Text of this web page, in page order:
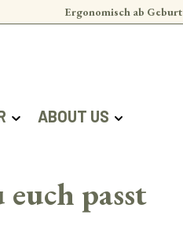
Ergonomisch ab Geburt
ABOUT US
passt